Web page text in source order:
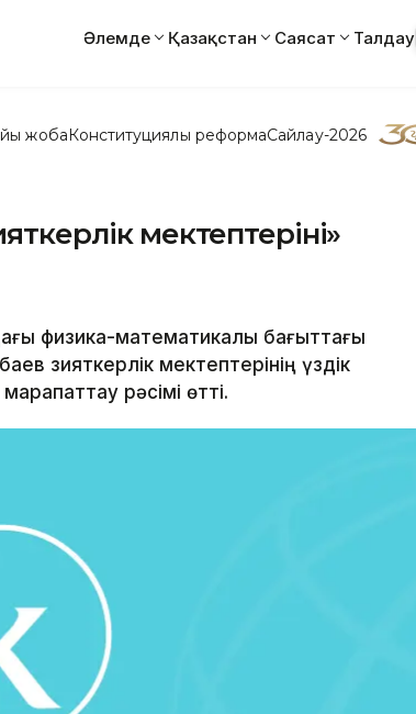
Әлемде Қазақстан Саясат Талдау
жобаКонституциялық реформаСайлау-2026
мектептерінің»
физика-математикалық бағыттағы
зияткерлік мектептерінің үздік
рәсімі өтті.